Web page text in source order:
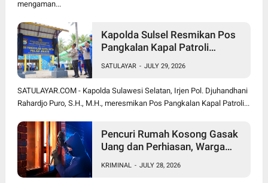
mengaman...
Kapolda Sulsel Resmikan Pos
Pangkalan Kapal Patroli
SATULAYAR - JULY 29, 2026
SATULAYAR.COM - Kapolda Sulawesi Selatan, Irjen Pol. Djuhandhani
Rahardjo Puro, S.H., M.H., meresmikan Pos Pangkalan Kapal Patroli...
Pencuri Rumah Kosong Gasak
Uang dan Perhiasan, Warga
Rupiah
KRIMINAL - JULY 28, 2026